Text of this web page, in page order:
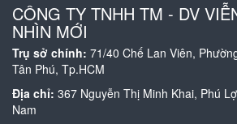
CÔNG TY TNHH TM - DV
NHÌN MỚI
Trụ sở chính: 71/40 Chế Lan Viên,
Tân Phú, Tp.HCM
Địa chỉ: 367 Nguyễn Thị Minh Khai, Phú
Nam